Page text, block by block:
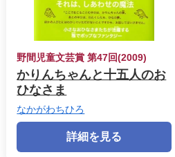
野間児童文芸賞 第47回(2009)
かりんちゃんと十五人のお
ひなさま
なかがわちひろ
詳細を見る